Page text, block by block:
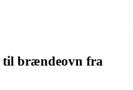
til brændeovn fra